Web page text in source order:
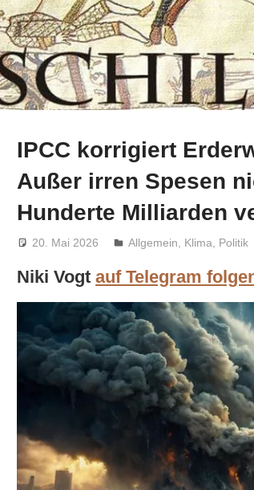
IPCC korrigiert
Außer irren Spesen
Hunderte Milliarden
20. Mai 2026 Niki Vogt
Allgemein Klima Politik
Niki Vogtauf Telegram